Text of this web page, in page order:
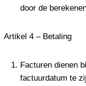
door de
Artikel 4 – Betaling
Facturen dienen
factuurdatum te